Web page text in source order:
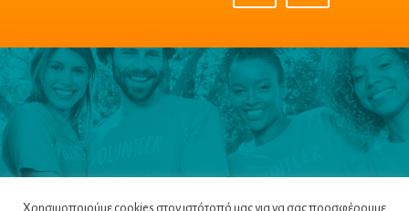
Χρησιμοποιούμε cookies στον ιστότοπό μας για να σας προσφέρουμε